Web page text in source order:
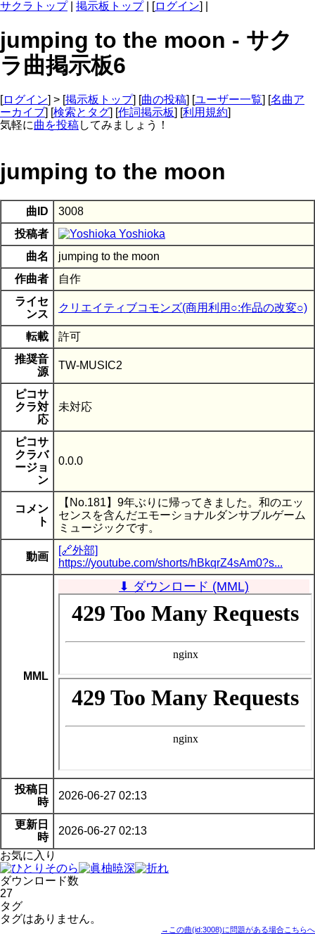
サクラトップ| 掲示板トップ| [ログイン] |
jumping to the moon - サク
ラ曲掲示板6
[ログイン] > [掲示板トップ] [曲の投稿] [ユーザー一覧] [名曲ア
ーカイブ] [検索とタグ] [作詞掲示板] [利用規約]
気軽に曲を投稿してみましょう！
jumping to the moon
曲ID
3008
投稿者
Yoshioka
曲名
jumping to the moon
作曲者
自作
ライセ
ンス
クリエイティブコモンズ(商用利用○:作品の改変○)
転載
許可
推奨音
源
TW-MUSIC2
ピコサ
クラ対
応
未対応
ピコサ
クラバ
ージョ
ン
0.0.0
コメン
ト
【No.181】9年ぶりに帰ってきました。和のエッ
センスを含んだエモーショナルダンサブルゲーム
ミュージックです。
動画
[🔗外部]
https://youtube.com/shorts/hBkqrZ4sAm0?s...
MML
⬇ ダウンロード (MML)
投稿日
時
2026-06-27 02:13
更新日
時
2026-06-27 02:13
お気に入り
ダウンロード数
27
タグ
タグはありません。
→この曲(id:3008)に問題がある場合こちらへ